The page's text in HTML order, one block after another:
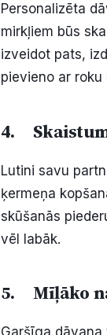
Personalizēta
mirkļiem būs
izveidot pats,
pievieno ar
4.
Lutini savu
ķermeņa
skūšanās
vēl labāk.
5. Mīļāko